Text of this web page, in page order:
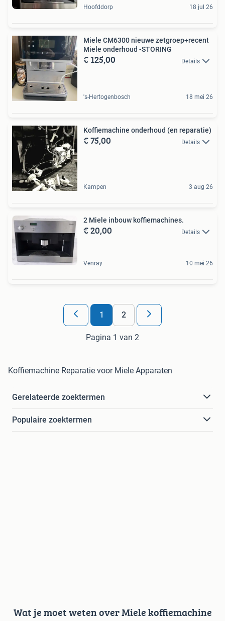
Hoofddorp 18 jul 26
Miele CM6300 nieuwe zetgroep+recent
Miele onderhoud -STORING
€ 125,00 Details
's-Hertogenbosch 18 mei 26
Koffiemachine onderhoud (en reparatie)
€ 75,00 Details
Kampen 3 aug 26
2 Miele inbouw koffiemachines.
€ 20,00 Details
Venray 10 mei 26
1 2
Pagina 1 van 2
Koffiemachine Reparatie voor Miele Apparaten
Gerelateerde zoektermen
Populaire zoektermen
Wat je moet weten over Miele koffiemachine